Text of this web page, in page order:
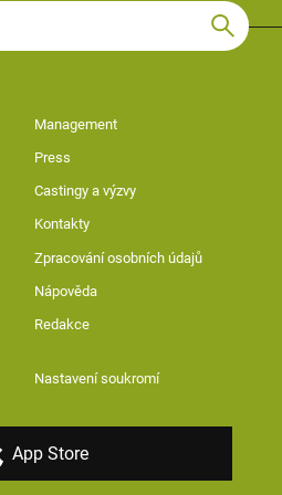
Management
Press
Castingy a výzvy
Kontakty
Zpracování osobních údajů
Nápověda
Redakce
Nastavení soukromí
App Store